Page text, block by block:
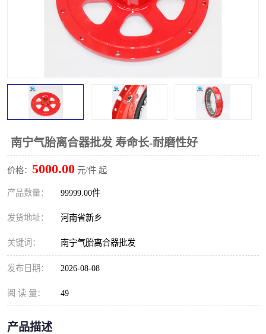
南宁气胎离合器批发 寿命长-耐磨性好
价格： 5000.00 元/件 起
产品数量： 99999.00件
发货地址： 河南省新乡
关键词： 南宁气胎离合器批发
发布日期： 2026-08-08
阅 读 量： 49
产品描述
实芯轮胎
联轴器